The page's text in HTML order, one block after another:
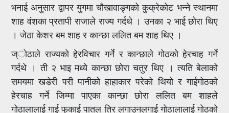
भनाई अनुसार द्वापर युगमा चौखावाङ्गको कुक्रेकोट भन्ने स्थानमा
शाह वंशका प्रतापी राजाले राज्य गर्दथे । उनका २ भाई छोरा थिए
। जेठा केशर बम शाह र कान्छा ललित बम शाह थिए ।
ज्ोठाले राज्यको हेरविचार गर्ने र कान्छाले गोठको हेरचाह गर्ने
गर्दथे । ती २ भाइ मध्ये कान्छा छोरा चतुर थिए । त्यति बेलाको
समयमा खडेरी परी पानीको हाहाकार परेको थियो र गाईगोठको
हेरचाह गर्ने जिम्मा पाएका कान्छा छोरा ललित बम शाहले
गोठालालाई गाई फुकाई पातल तिर लगाउनलगाई गोठालालाई गोठको